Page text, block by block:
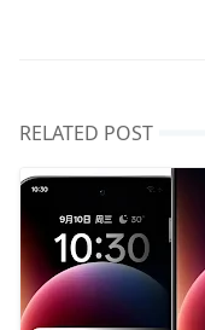
RELATED POST